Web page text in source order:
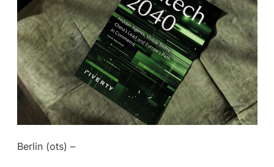
Berlin (ots) –